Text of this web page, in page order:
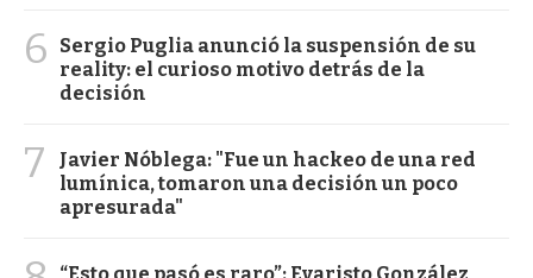
6
Sergio Puglia anunció la suspensión de su
reality: el curioso motivo detrás de la
decisión
7
Javier Nóblega: "Fue un hackeo de una red
lumínica, tomaron una decisión un poco
apresurada"